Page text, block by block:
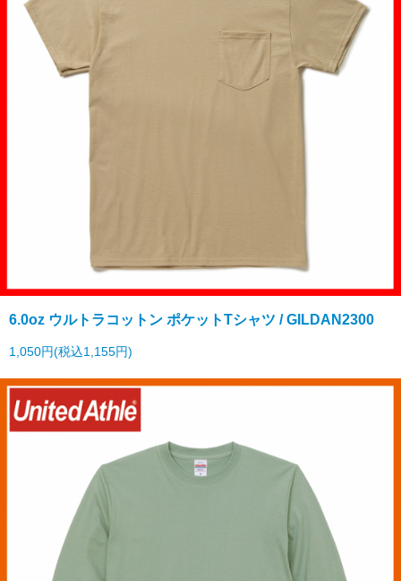
6.0oz ウルトラコットン ポケットTシャツ / GILDAN2300
1,050円(税込1,155円)